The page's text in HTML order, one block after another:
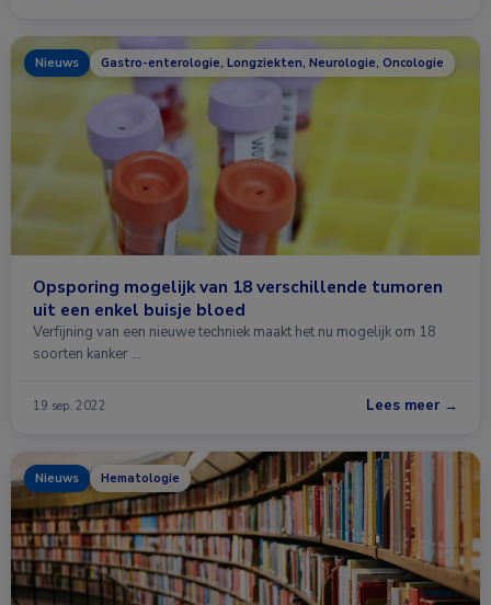
Nieuws Gastro-enterologie, Longziekten, Neurologie, Oncologie
Opsporing mogelijk van 18 verschillende tumoren
uit een enkel buisje bloed
Verfijning van een nieuwe techniek maakt het nu mogelijk om 18
soorten kanker …
19 sep. 2022 Lees meer →
Nieuws Hematologie